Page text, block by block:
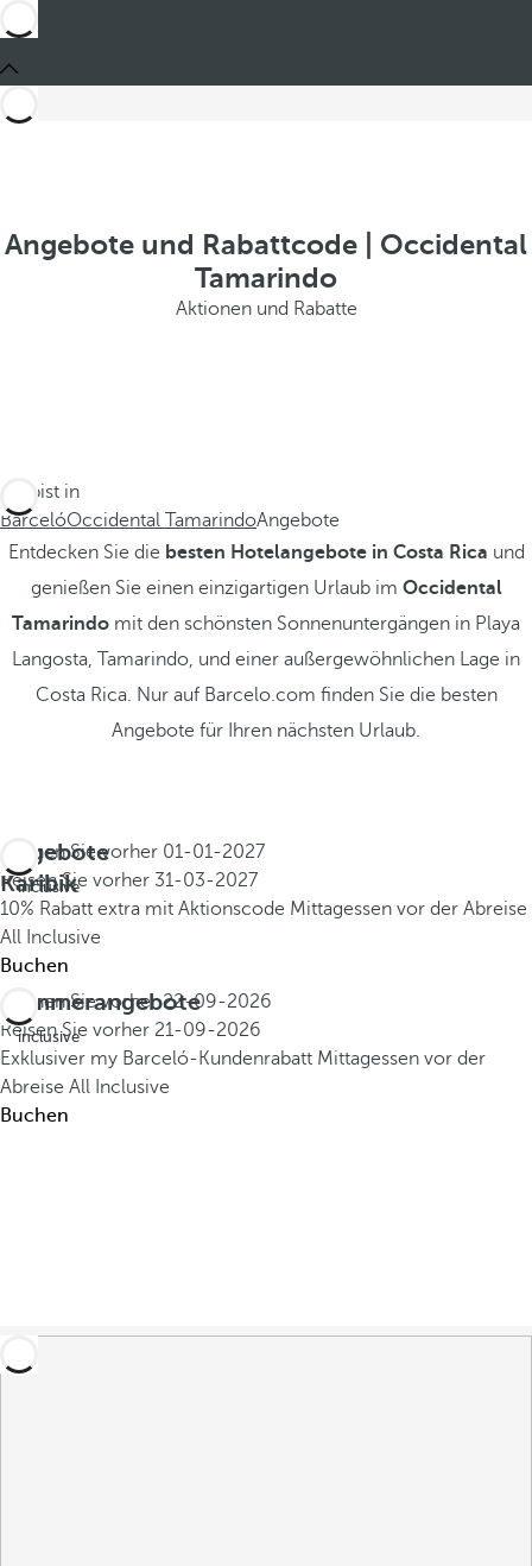
Angebote und Rabattcode | Occidental
Tamarindo
Aktionen und Rabatte
Du bist in
BarcelóOccidental TamarindoAngebote
Entdecken Sie die besten Hotelangebote in Costa Rica und
genießen Sie einen einzigartigen Urlaub im Occidental
Tamarindo mit den schönsten Sonnenuntergängen in Playa
Langosta, Tamarindo, und einer außergewöhnlichen Lage in
Costa Rica. Nur auf Barcelo.com finden Sie die besten
Angebote für Ihren nächsten Urlaub.
Angebote
Karibik
All
inclusive
Buchen Sie vorher 01-01-2027
Reisen Sie vorher 31-03-2027
10% Rabatt extra mit Aktionscode Mittagessen vor der Abreise
All Inclusive
Buchen
Sommerangebote
All
inclusive
Buchen Sie vorher22-09-2026
Reisen Sie vorher 21-09-2026
Exklusiver my Barceló-Kundenrabatt Mittagessen vor der
Abreise All Inclusive
Buchen